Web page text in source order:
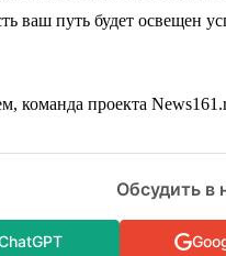
ваш путь будет освещен
команда проекта
Обсудить в